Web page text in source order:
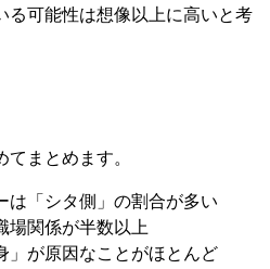
る可能性は想像以上に高いと考
まとめます。
は「シタ側」の割合が多い
場関係が半数以上
」が原因なことがほとんど